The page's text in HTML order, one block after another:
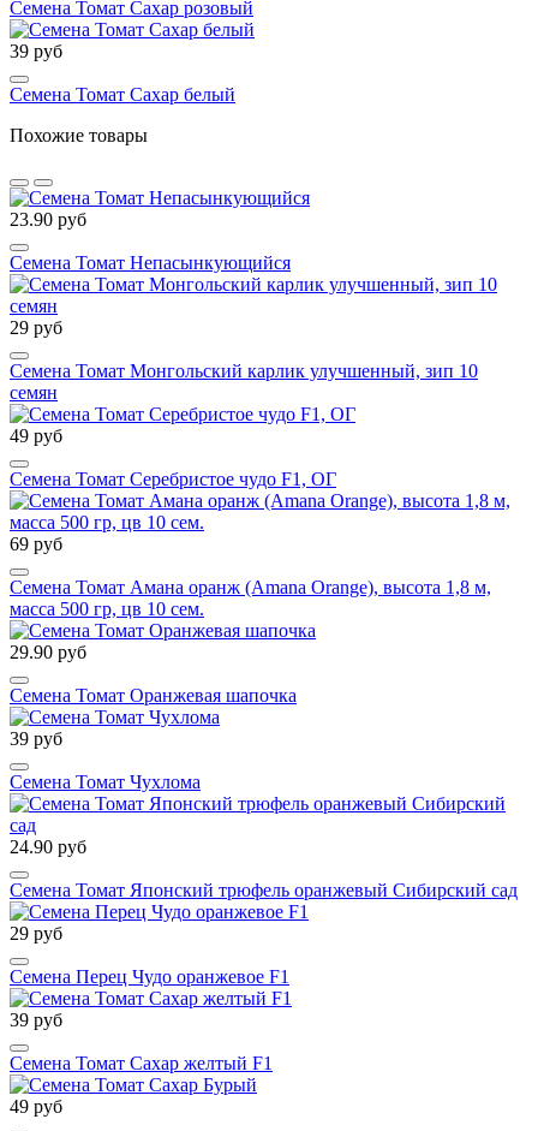
Семена Томат Сахар розовый
39 руб
Семена Томат Сахар белый
Похожие товары
23.90 руб
Семена Томат Непасынкующийся
29 руб
Семена Томат Монгольский карлик улучшенный, зип 10
семян
49 руб
Семена Томат Серебристое чудо F1, ОГ
69 руб
Семена Томат Амана оранж (Amana Orange), высота 1,8 м,
масса 500 гр, цв 10 сем.
29.90 руб
Семена Томат Оранжевая шапочка
39 руб
Семена Томат Чухлома
24.90 руб
Семена Томат Японский трюфель оранжевый Сибирский сад
29 руб
Семена Перец Чудо оранжевое F1
39 руб
Семена Томат Сахар желтый F1
49 руб